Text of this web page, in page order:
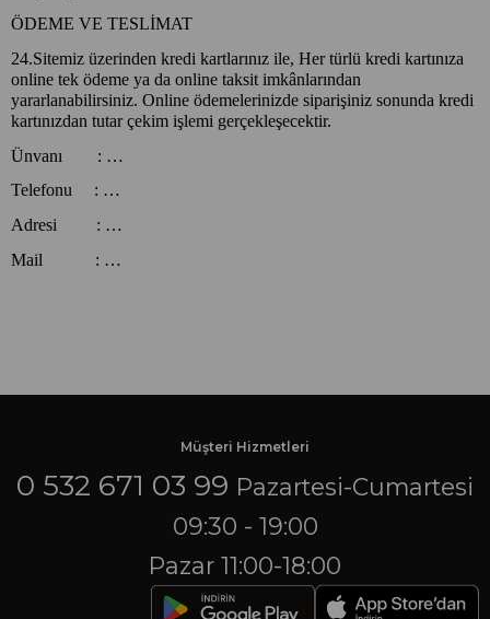
ÖDEME VE TESLİMAT
24.Sitemiz üzerinden kredi kartlarınız ile, Her türlü kredi kartınıza
online tek ödeme ya da online taksit imkânlarından
yararlanabilirsiniz. Online ödemelerinizde siparişiniz sonunda kredi
kartınızdan tutar çekim işlemi gerçekleşecektir.
Ünvanı : …
Telefonu : …
Adresi : …
Mail : …
Müşteri Hizmetleri
0 532 671 03 99 Pazartesi-Cumartesi
09:30 - 19:00
Pazar 11:00-18:00